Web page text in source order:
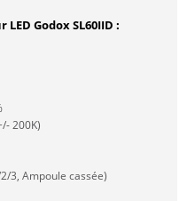
Godox SL60IID :
200K)
3, Ampoule cassée)